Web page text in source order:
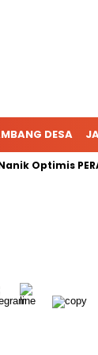
DESA
Optimis